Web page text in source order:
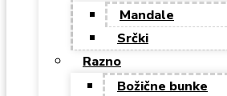
Mandale
Srčki
Razno
Božične bunke